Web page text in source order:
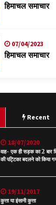
हिमाचल समाचार
07/04/2023
हिमाचल समाचार
Recent
18/07/2020
वाह- एक ही सड़क का 2 बार
की पट्टिका बदलने को किया
19/11/2017
कुत्ता या इंसानी कुत्ता